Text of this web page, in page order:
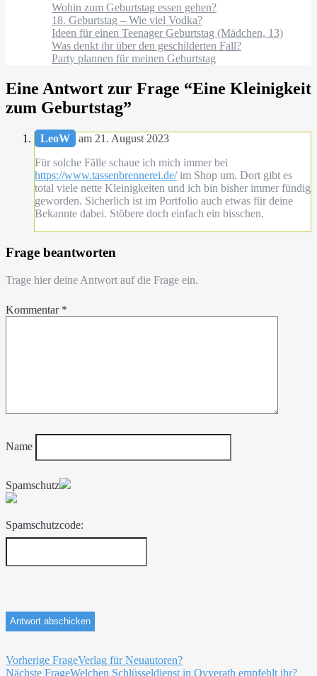
Wohin zum Geburtstag essen gehen?
18. Geburtstag – Wie viel Vodka?
Ideen für einen Teenager Geburtstag (Mädchen, 13)
Was denkt ihr über den geschilderten Fall?
Party plannen für meinen Geburtstag
Eine Antwort zur Frage “Eine Kleinigkeit
zum Geburtstag”
LeoW
am 21. August 2023
Für solche Fälle schaue ich mich immer bei
https://www.tassenbrennerei.de/im Shop um. Dort gibt es
total viele nette Kleinigkeiten und ich bin bisher immer fündig
geworden. Sicherlich ist im Portfolio auch etwas für deine
Bekannte dabei. Stöbere doch einfach ein bisschen.
Frage beantworten
Trage hier deine Antwort auf die Frage ein.
Kommentar *
Name
Spamschutz
Spamschutzcode:
Beitragsnavigation
Vorherige FrageVerlag für Neuautoren?
Nächste FrageWelchen Schlüsseldienst in Ovverath empfehlt ihr?